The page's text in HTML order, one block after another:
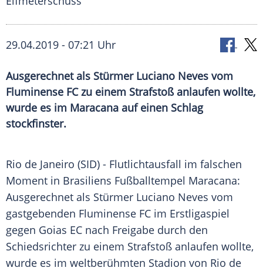
29.04.2019 - 07:21 Uhr
Ausgerechnet als Stürmer Luciano Neves vom
Fluminense FC zu einem Strafstoß anlaufen wollte,
wurde es im Maracana auf einen Schlag
stockfinster.
Rio de Janeiro (SID) - Flutlichtausfall im falschen
Moment in Brasiliens Fußballtempel Maracana:
Ausgerechnet als Stürmer Luciano Neves vom
gastgebenden Fluminense FC im Erstligaspiel
gegen Goias EC nach Freigabe durch den
Schiedsrichter zu einem Strafstoß anlaufen wollte,
wurde es im weltberühmten Stadion von Rio de